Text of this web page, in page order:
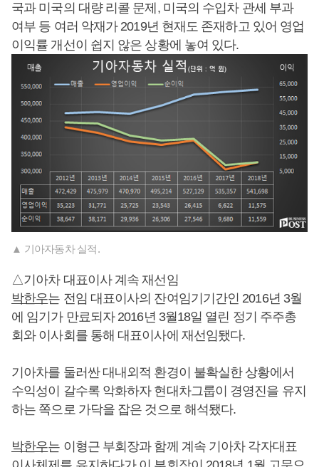
국과 미국의 대량 리콜 문제, 미국의 수입차 관세 부과
여부 등 여러 악재가 2019년 현재도 존재하고 있어 영업
이익률 개선이 쉽지 않은 상황에 놓여 있다.
▲ 기아자동차 실적.
△기아차 대표이사 계속 재선임
박한우는 전임 대표이사의 잔여임기기간인 2016년 3월
에 임기가 만료되자 2016년 3월18일 열린 정기 주주총
회와 이사회를 통해 대표이사에 재선임됐다.
기아차를 둘러싼 대내외적 환경이 불확실한 상황에서
수익성이 갈수록 악화하자 현대차그룹이 경영진을 유지
하는 쪽으로 가닥을 잡은 것으로 해석됐다.
박한우는 이형근 부회장과 함께 계속 기아차 각자대표